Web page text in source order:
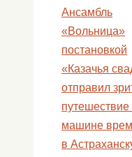
В
Ансамбль
«Вольница»
постановкой
«Казачья
отправил
путешествие
машине
в